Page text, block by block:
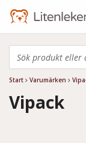
Start Varumärken
Vipack